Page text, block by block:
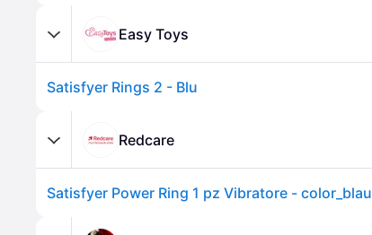
Easy Toys
Satisfyer Rings 2 - Blu
Redcare
Satisfyer Power Ring 1 pz Vibratore - color_blau